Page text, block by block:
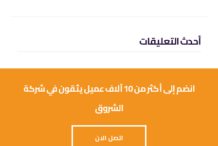
أحدث التعليقات
انضم إلى أكثر من 10 آلاف عميل يثقون في شركة
الشروق
اتصل الان